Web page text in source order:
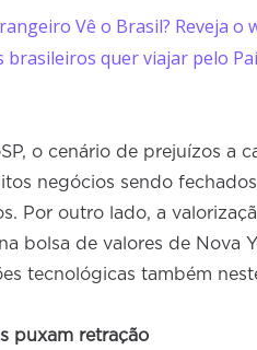
Vê o Brasil? Reveja o
brasileiros quer viajar pelo
o cenário de prejuízos a
negócios sendo
Por outro lado, a
bolsa de valores de Nova
tecnológicas também
puxam retração